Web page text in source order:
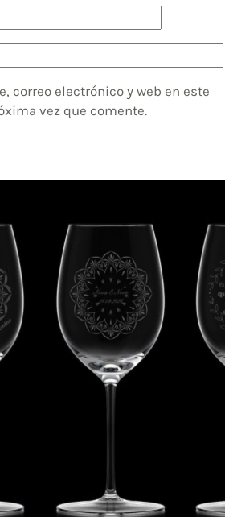
correo electrónico y web en este
vez que comente.